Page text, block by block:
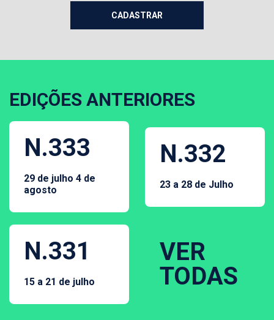
EDIÇÕES ANTERIORES
N.333
29 de julho 4 de
agosto
N.332
23 a 28 de Julho
N.331
15 a 21 de julho
VER
TODAS